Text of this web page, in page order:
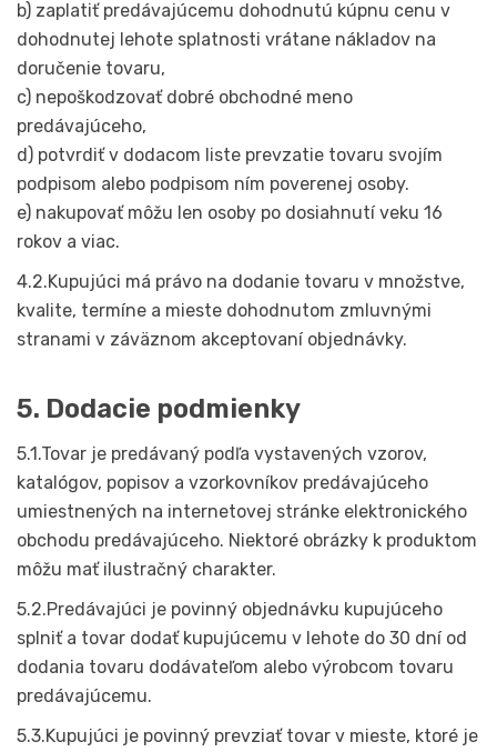
b) zaplatiť predávajúcemu dohodnutú kúpnu cenu v
dohodnutej lehote splatnosti vrátane nákladov na
doručenie tovaru,
c) nepoškodzovať dobré obchodné meno
predávajúceho,
d) potvrdiť v dodacom liste prevzatie tovaru svojím
podpisom alebo podpisom ním poverenej osoby.
e) nakupovať môžu len osoby po dosiahnutí veku 16
rokov a viac.
4.2.Kupujúci má právo na dodanie tovaru v množstve,
kvalite, termíne a mieste dohodnutom zmluvnými
stranami v záväznom akceptovaní objednávky.
5. Dodacie podmienky
5.1.Tovar je predávaný podľa vystavených vzorov,
katalógov, popisov a vzorkovníkov predávajúceho
umiestnených na internetovej stránke elektronického
obchodu predávajúceho. Niektoré obrázky k produktom
môžu mať ilustračný charakter.
5.2.Predávajúci je povinný objednávku kupujúceho
splniť a tovar dodať kupujúcemu v lehote do 30 dní od
dodania tovaru dodávateľom alebo výrobcom tovaru
predávajúcemu.
5.3.Kupujúci je povinný prevziať tovar v mieste, ktoré je